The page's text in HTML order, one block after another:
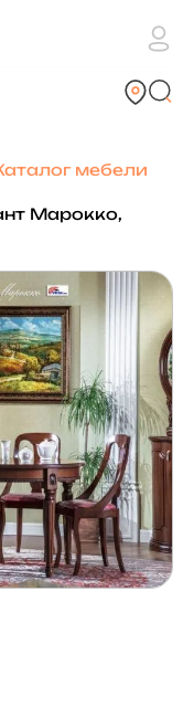
мебели
Марокко,